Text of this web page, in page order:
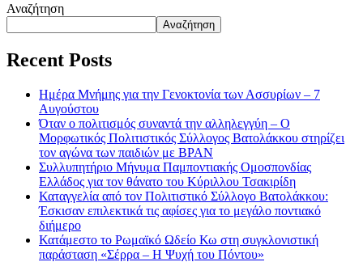
Αναζήτηση
Αναζήτηση
Recent Posts
Ημέρα Μνήμης για την Γενοκτονία των Ασσυρίων – 7
Αυγούστου
Όταν ο πολιτισμός συναντά την αλληλεγγύη – Ο
Μορφωτικός Πολιτιστικός Σύλλογος Βατολάκκου στηρίζει
τον αγώνα των παιδιών με BPAN
Συλλυπητήριο Μήνυμα Παμποντιακής Ομοσπονδίας
Ελλάδος για τον θάνατο του Κύριλλου Τσακιρίδη
Καταγγελία από τον Πολιτιστικό Σύλλογο Βατολάκκου:
Έσκισαν επιλεκτικά τις αφίσες για το μεγάλο ποντιακό
διήμερο
Κατάμεστο το Ρωμαϊκό Ωδείο Κω στη συγκλονιστική
παράσταση «Σέρρα – Η Ψυχή του Πόντου»